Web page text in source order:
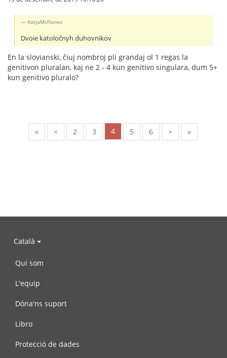
KatjaMcFlores:
Dvoie katoločnyh duhovnikov
En la slovianski, ĉiuj nombroj pli grandaj ol 1 regas la
genitivon pluralan, kaj ne 2 - 4 kun genitivo singulara, dum 5+
kun genitivo pluralo?
« < 2 3 4 5 6 > »
Català
Qui som
L'equip
Dóna'ns suport
Libro
Protecció de dades